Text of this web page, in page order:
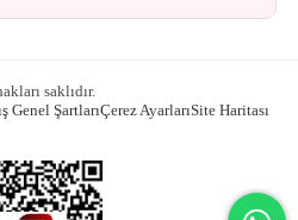
saklıdır.
Genel ŞartlarıÇerez AyarlarıSite Haritası